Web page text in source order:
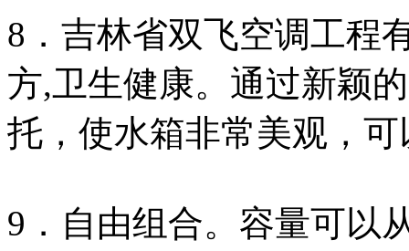
8．吉林省双飞空调工程
方,卫生健康。通过新颖
托，使水箱非常美观，
9．自由组合。容量可以